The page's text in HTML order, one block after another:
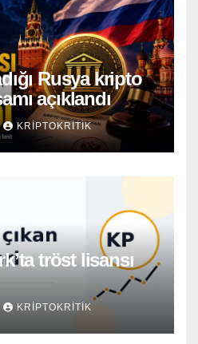
Rusya kripto
açıklandı
KRIPTOKRITIK
tröst lisansı
KRIPTOKRITIK